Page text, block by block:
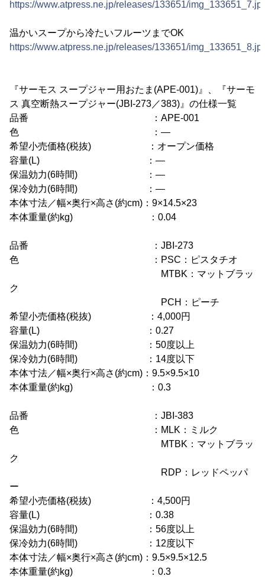
https://www.atpress.ne.jp/releases/133651/
温かいスープから冷たいフルーツまでOK
https://www.atpress.ne.jp/releases/133651/
『サーモス スープジャー用おたま(APE-001)』、『サーモ
ス 真空断熱スープジャー(JBI-273／383)』の仕様一覧
品番 ：APE-001
色 ：―
希望小売価格(税抜) ：オープン価格
容量(L) ：―
保温効力(6時間) ：―
保冷効力(6時間) ：―
本体寸法／幅×奥行×高さ(約cm)：9×14.5×23
本体重量(約kg) ：0.04
品番 ：JBI-273
色 ：PSC：ピスタチオ
MTBK：マットブラッ
ク
PCH：ピーチ
希望小売価格(税抜) ：4,000円
容量(L) ：0.27
保温効力(6時間) ：50度以上
保冷効力(6時間) ：14度以下
本体寸法／幅×奥行×高さ(約cm)：9.5×9.5×10
本体重量(約kg) ：0.3
品番 ：JBI-383
色 ：MLK：ミルク
MTBK：マットブラッ
ク
RDP：レッドペッパ
ー
希望小売価格(税抜) ：4,500円
容量(L) ：0.38
保温効力(6時間) ：56度以上
保冷効力(6時間) ：12度以下
本体寸法／幅×奥行×高さ(約cm)：9.5×9.5×12.5
本体重量(約kg) ：0.3